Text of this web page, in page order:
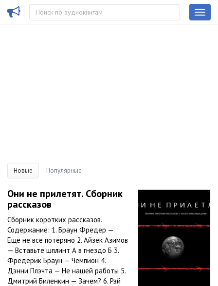
Новые Популярные
Они не прилетят. Сборник
рассказов
Сборник коротких рассказов.
Содержание: 1. Браун Фредер —
Еще не все потеряно 2. Айзек Азимов
— Вставьте шплинт А в гнездо Б 3.
Фредерик Браун — Чемпион 4.
Дэнни Плэчта — Не нашей работы 5.
Дмитрий Биленкин — Зачем? 6. Рэй